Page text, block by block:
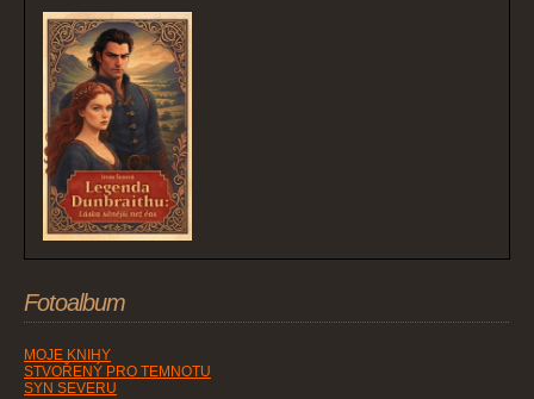
Fotoalbum
MOJE KNIHY
STVOŘENÝ PRO TEMNOTU
SYN SEVERU